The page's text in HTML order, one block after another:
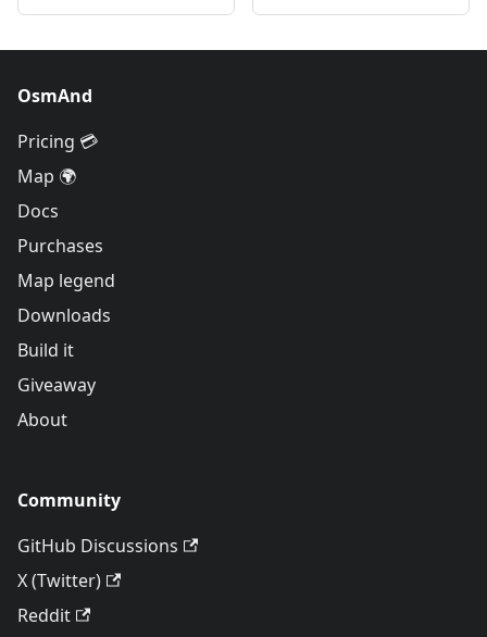
OsmAnd
Pricing 💳
Map 🌍
Docs
Purchases
Map legend
Downloads
Build it
Giveaway
About
Community
GitHub Discussions
X (Twitter)
Reddit